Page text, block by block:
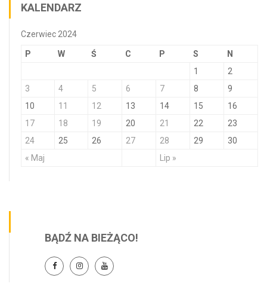
KALENDARZ
Czerwiec 2024
P W Ś C P S N
« Maj Lip »
1
2
3
4 5 6 7 8
9
10
11 12 13 14 15
16
17
18 19 20 21 22
23
24
25 26 27 28 29 30
BĄDŹ NA BIEŻĄCO!